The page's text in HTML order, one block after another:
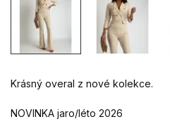
Krásný overal z nové kolekce.
NOVINKA jaro/léto 2026